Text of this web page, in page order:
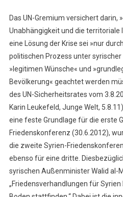
Das UN-Gremium versichert darin,
Unabhängigkeit und die territoriale
eine Lösung der Krise sei »nur
politischen Prozess unter
»legitimen Wünsche« und
Bevölkerung« geachtet werden
des UN-Sicherheitsrates vom
Karin Leukefeld, Junge Welt,
eine feste Grundlage für die erste
Friedenskonferenz (30.6.2012),
die zweite Syrien-
ebenso für eine dritte.
syrischen Außenminister Walid al-
„Friedensverhandlungen für